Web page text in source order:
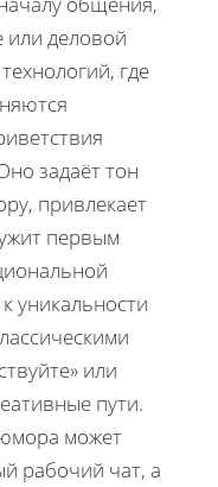
или деловой
где
задаёт тон
привлекает
первым
уникальности
или
пути.
может
рабочий чат, а